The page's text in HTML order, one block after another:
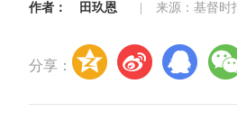
作者： 田玖恩 来源：基督时
分享：